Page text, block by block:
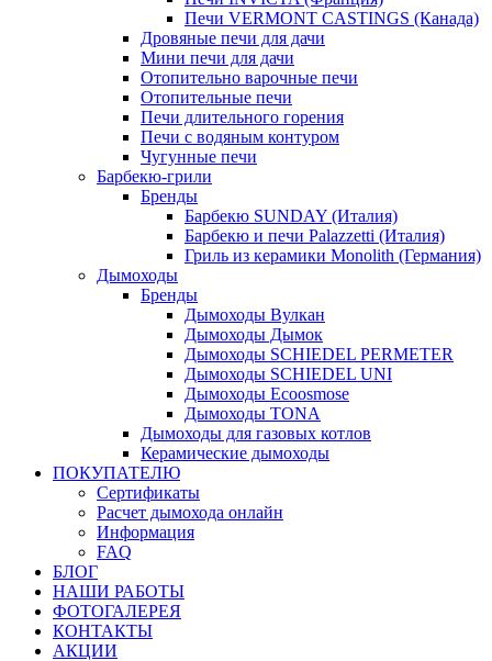
Печи VERMONT CASTINGS (Канада)
Дровяные печи для дачи
Мини печи для дачи
Отопительно варочные печи
Отопительные печи
Печи длительного горения
Печи с водяным контуром
Чугунные печи
Барбекю-грили
Бренды
Барбекю SUNDAY (Италия)
Барбекю и печи Palazzetti (Италия)
Гриль из керамики Monolith (Германия)
Дымоходы
Бренды
Дымоходы Вулкан
Дымоходы Дымок
Дымоходы SCHIEDEL PERMETER
Дымоходы SCHIEDEL UNI
Дымоходы Ecoosmose
Дымоходы TONA
Дымоходы для газовых котлов
Керамические дымоходы
ПОКУПАТЕЛЮ
Сертификаты
Расчет дымохода онлайн
Информация
FAQ
БЛОГ
НАШИ РАБОТЫ
ФОТОГАЛЕРЕЯ
КОНТАКТЫ
АКЦИИ